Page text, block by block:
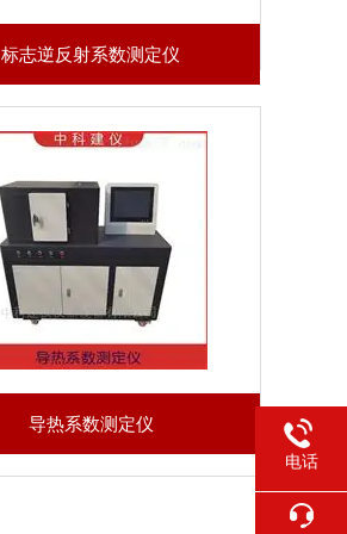
标志逆反射系数测定仪
导热系数测定仪
电话